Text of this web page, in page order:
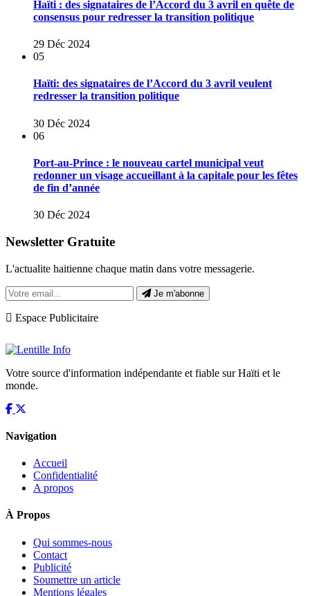
Haïti : des signataires de l’Accord du 3 avril en quête de
consensus pour redresser la transition politique
29 Déc 2024
05
Haïti: des signataires de l’Accord du 3 avril veulent
redresser la transition politique
30 Déc 2024
06
Port-au-Prince : le nouveau cartel municipal veut
redonner un visage accueillant à la capitale pour les fêtes
de fin d’année
30 Déc 2024
Newsletter Gratuite
L'actualite haitienne chaque matin dans votre messagerie.
Je m'abonne
Espace Publicitaire
Votre source d'information indépendante et fiable sur Haïti et le
monde.
Navigation
Accueil
Confidentialité
A propos
À Propos
Qui sommes-nous
Contact
Publicité
Soumettre un article
Mentions légales